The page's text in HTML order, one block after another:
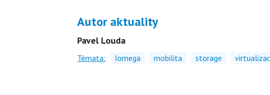
Autor aktuality
Pavel Louda
Témata: Iomega mobilita storage